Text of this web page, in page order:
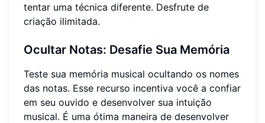
tentar uma técnica diferente. Desfrute de
criação ilimitada.
Ocultar Notas: Desafie Sua Memória
Teste sua memória musical ocultando os nomes
das notas. Esse recurso incentiva você a confiar
em seu ouvido e desenvolver sua intuição
musical. É uma ótima maneira de desenvolver